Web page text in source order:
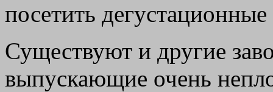
посетить
Существуют и другие
выпускающие очень